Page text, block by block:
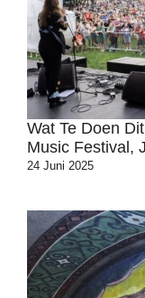
Wat Te Doen
Music Festival,
24 Juni 2025